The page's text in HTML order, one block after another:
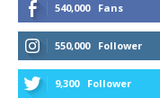
540,000 Fans
550,000 Follower
9,300 Follower